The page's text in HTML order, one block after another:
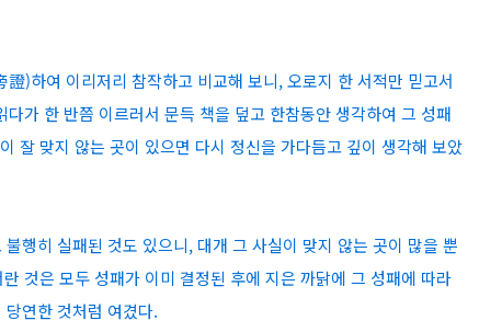
)하여 이리저리 참작하고 비교해 보니, 오로지 한 서적만 믿고서
가 한 반쯤 이르러서 문득 책을 덮고 한참동안 생각하여 그 성패
잘 맞지 않는 곳이 있으면 다시 정신을 가다듬고 깊이 생각해 보았
행히 실패된 것도 있으니, 대개 그 사실이 맞지 않는 곳이 많을 뿐
것은 모두 성패가 이미 결정된 후에 지은 까닭에 그 성패에 따라
연한 것처럼 여겼다.